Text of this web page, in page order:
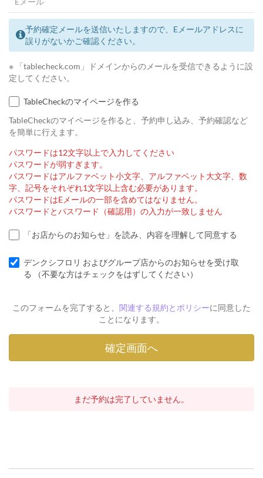
予約確定メールを送信いたしますので、Eメールアドレスに
誤りがないかご確認ください。
※ 「tablecheck.com」ドメインからのメールを受信できるように設
定してください。
TableCheckのマイページを作る
TableCheckのマイページを作ると、予約申し込み、予約確認など
を簡単に行えます。
パスワードは12文字以上で入力してください
パスワードが弱すぎます。
パスワードはアルファベット小文字、アルファベット大文字、数
字、記号をそれぞれ1文字以上含む必要があります。
パスワードはEメールの一部を含めてはなりません。
パスワードとパスワード（確認用）の入力が一致しません
「お店からのお知らせ」を読み、内容を理解して同意する
デンクシフロリ およびグループ店からのお知らせを受け取
る （不要な方はチェックをはずしてください）
このフォームを完了すると、 関連する規約とポリシーに同意した
ことになります。
まだ予約は完了していません。